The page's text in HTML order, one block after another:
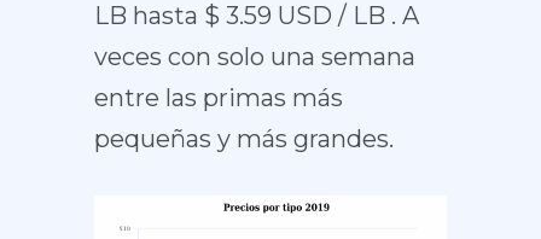
LB hasta $ 3.59 USD / LB . A
veces con solo una semana
entre las primas más
pequeñas y más grandes.